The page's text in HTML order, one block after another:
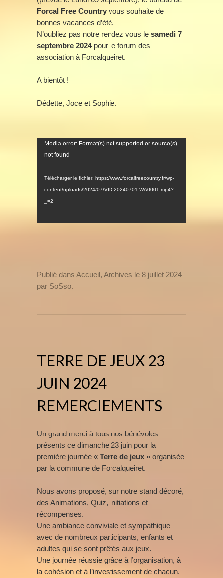
Forcal Free Country vous souhaite de
bonnes vacances d’été.
N’oubliez pas notre rendez vous le samedi 7
septembre 2024pour le forum des
association à Forcalqueiret.
A bientôt !
Dédette, Joce et Sophie.
Lecteur
vidéo
Media error: Format(s) not supported or source(s)
not found
Télécharger le fichier: https://www.forcalfreecountry.fr/wp-
content/uploads/2024/07/VID-20240701-WA0001.mp4?
_=2
Publié dans Accueil, Archives le 8 juillet 2024
par SoSso.
TERRE DE JEUX 23
JUIN 2024
REMERCIEMENTS
Un grand merci à tous nos bénévoles
présents ce dimanche 23 juin pour la
première journée « Terre de jeux » organisée
par la commune de Forcalqueiret.
Nous avons proposé, sur notre stand décoré,
des Animations, Quiz, initiations et
récompenses.
Une ambiance conviviale et sympathique
avec de nombreux participants, enfants et
adultes qui se sont prêtés aux jeux.
Une journée réussie grâce à l’organisation, à
la cohésion et à l’investissement de chacun.